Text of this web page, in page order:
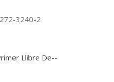
3240-2
Llibre De--